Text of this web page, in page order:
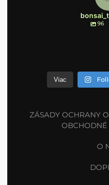
96
Viac
ZÁSADY OCHRANY
O